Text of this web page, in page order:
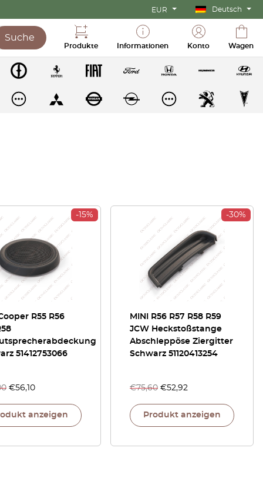
EUR Deutsch
Suche
Produkte Informationen Konto Wagen
-15%
R55 R56
51412753066
€56,10
anzeigen
-30%
MINI R56 R57 R58 R59
JCW Heckstoßstange
Abschleppöse Ziergitter
Schwarz 51120413254
€75,60 €52,92
Produkt anzeigen